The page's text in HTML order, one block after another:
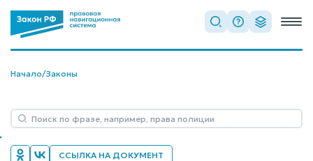
Начало/Законы
ССЫЛКА НА ДОКУМЕНТ